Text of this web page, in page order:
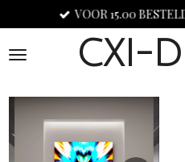
direct
naar
CXI-
VOOR 15.00